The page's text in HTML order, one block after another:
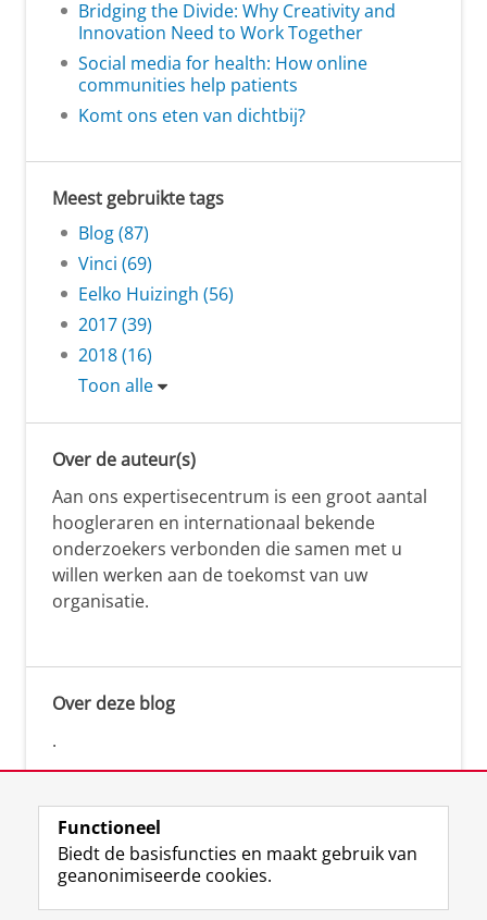
Bridging the Divide: Why Creativity and
Innovation Need to Work Together
Social media for health: How online
communities help patients
Komt ons eten van dichtbij?
Meest gebruikte tags
Blog (87)
Vinci (69)
Eelko Huizingh (56)
2017 (39)
2018 (16)
Toon alle
Over de auteur(s)
Aan ons expertisecentrum is een groot aantal
hoogleraren en internationaal bekende
onderzoekers verbonden die samen met u
willen werken aan de toekomst van uw
organisatie.
Over deze blog
.
Volg de RUG F L R I Y
Functioneel
Biedt de basisfuncties en maakt gebruik van
geanonimiseerde cookies.